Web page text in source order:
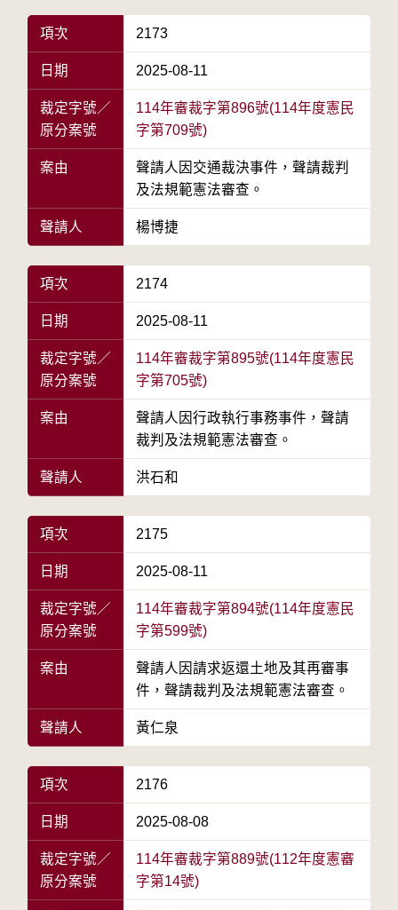
項次 2173
日期 2025-08-11
裁定字號／
原分案號
114年審裁字第896號(114年度憲民
字第709號)
案由
聲請人因交通裁決事件，聲請裁判
及法規範憲法審查。
聲請人 楊博捷
項次 2174
日期 2025-08-11
裁定字號／
原分案號
114年審裁字第895號(114年度憲民
字第705號)
案由
聲請人因行政執行事務事件，聲請
裁判及法規範憲法審查。
聲請人 洪石和
項次 2175
日期 2025-08-11
裁定字號／
原分案號
114年審裁字第894號(114年度憲民
字第599號)
案由
聲請人因請求返還土地及其再審事
件，聲請裁判及法規範憲法審查。
聲請人 黃仁泉
項次 2176
日期 2025-08-08
裁定字號／
原分案號
114年審裁字第889號(112年度憲審
字第14號)